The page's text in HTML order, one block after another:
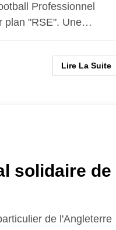
Professionnel
plan "RSE". Une…
Lire La Suite
solidaire de
de l'Angleterre